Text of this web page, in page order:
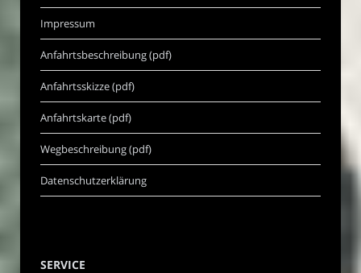
Impressum
Anfahrtsbeschreibung (pdf)
Anfahrtsskizze (pdf)
Anfahrtskarte (pdf)
Wegbeschreibung (pdf)
Datenschutzerklärung
SERVICE